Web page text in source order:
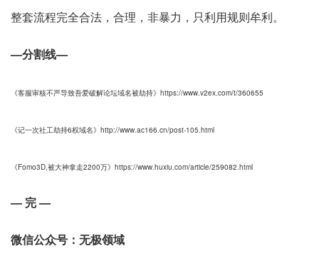
整套流程完全合法，合理，非暴力，只利用规则牟利。
—分割线—
​《客服审核不严导致吾爱破解论坛域名被劫持》https://www.v2ex.com/t/360655
《记一次社工劫持6权域名》http://www.ac166.cn/post-105.html
《Fomo3D,被大神拿走2200万》https://www.huxiu.com/article/259082.html
— 完 —
微信公众号：无极领域